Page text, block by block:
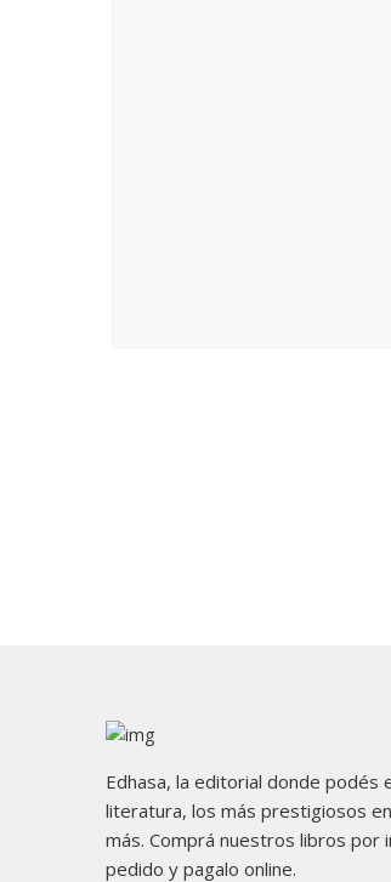
Edhasa, la editorial donde podés
literatura, los más prestigiosos
más. Comprá nuestros libros por
pedido y pagalo online.